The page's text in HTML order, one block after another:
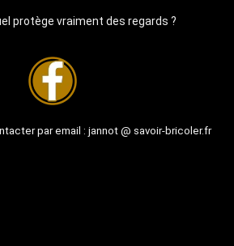
protège vraiment des regards ?
par email : jannot @ savoir-bricoler.fr